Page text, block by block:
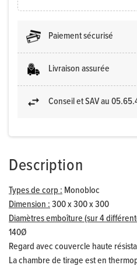
Paiement sécurisé
Livraison assurée
Conseil et SAV au
Description
Types de corp : Monobloc
Dimension :300 x 300 x 300
Diamètres emboîture (sur 4
140Ø
Regard avec couvercle haute
La chambre de tirage est en